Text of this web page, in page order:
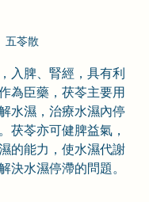
五苓散
入脾、腎經，具有利
為臣藥，茯苓主要用
水濕，治療水濕內停
茯苓亦可健脾益氣，
的能力，使水濕代謝
決水濕停滯的問題。